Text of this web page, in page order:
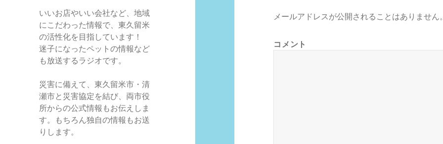
いいお店やいい会社など、地域
にこだわった情報で、東久留米
の活性化を目指しています！
迷子になったペットの情報など
も放送するラジオです。
災害に備えて、東久留米市・清
瀬市と災害協定を結び、両市役
所からの公式情報もお伝えしま
す。もちろん独自の情報もお送
りします。
メールアドレスが公開されることはありません。
コメント